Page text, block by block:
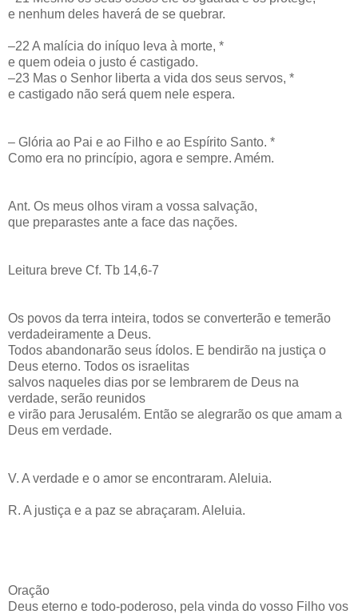
e nenhum deles haverá de se quebrar.
–22 A malícia do iníquo leva à morte, *
e quem odeia o justo é castigado.
–23 Mas o Senhor liberta a vida dos seus servos, *
e castigado não será quem nele espera.
– Glória ao Pai e ao Filho e ao Espírito Santo. *
Como era no princípio, agora e sempre. Amém.
Ant. Os meus olhos viram a vossa salvação,
que preparastes ante a face das nações.
Leitura breve Cf. Tb 14,6-7
Os povos da terra inteira, todos se converterão e temerão
verdadeiramente a Deus.
Todos abandonarão seus ídolos. E bendirão na justiça o
Deus eterno. Todos os israelitas
salvos naqueles dias por se lembrarem de Deus na
verdade, serão reunidos
e virão para Jerusalém. Então se alegrarão os que amam a
Deus em verdade.
V. A verdade e o amor se encontraram. Aleluia.
R. A justiça e a paz se abraçaram. Aleluia.
Oração
Deus eterno e todo-poderoso, pela vinda do vosso Filho vos